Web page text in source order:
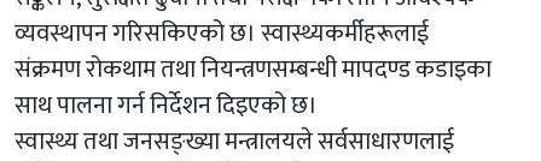
व्यवस्थापन गरिसकिएको छ। स्वास्थ्यकर्मीहरूलाई
संक्रमण रोकथाम तथा नियन्त्रणसम्बन्धी मापदण्ड कडाइका
साथ पालना गर्न निर्देशन दिइएको छ।
स्वास्थ्य तथा जनसङ्ख्या मन्त्रालयले सर्वसाधारणलाई